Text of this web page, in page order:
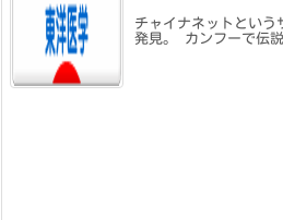
チャイナネットという
発見。 カンフーで伝